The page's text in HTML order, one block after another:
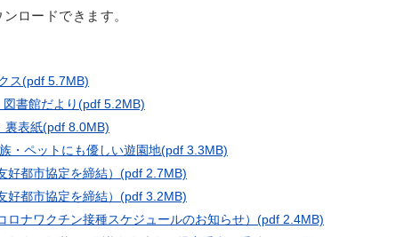
ロードできます。
ス(pdf 5.7MB)
書館だより(pdf 5.2MB)
裏表紙(pdf 8.0MB)
・ペットにも優しい遊園地(pdf 3.3MB)
都市協定を締結） (pdf 2.7MB)
都市協定を締結） (pdf 3.2MB)
ナワクチン接種スケジュールのお知らせ） (pdf 2.4MB)